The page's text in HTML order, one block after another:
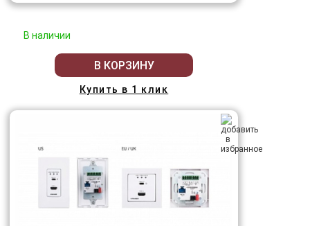
В наличии
В КОРЗИНУ
Купить в 1 клик